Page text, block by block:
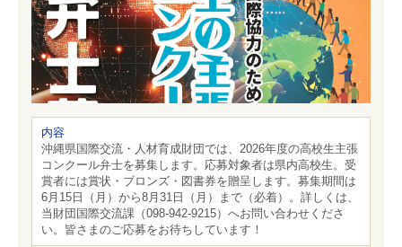
内容
沖縄県国際交流・人材育成財団では、2026年度の高校生主張
コンクール弁士を募集します。応募対象者は県内高校生。受
賞者には賞状・ブロンズ・図書券を贈呈します。募集期間は
6月15日（月）から8月31日（月）まで（必着）。詳しくは、
当財団国際交流課（098-942-9215）へお問い合わせくださ
い。皆さまのご応募をお待ちしています！